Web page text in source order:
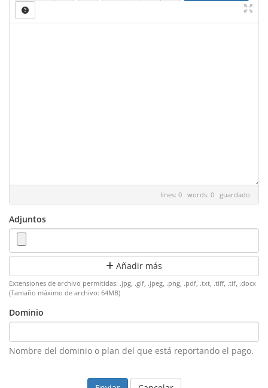
lines: 0 words: 0 guardado
Adjuntos
Añadir más
Extensiones de archivo permitidas: .jpg, .gif, .jpeg, .png, .pdf, .txt, .tiff, .tif, .docx
(Tamaño máximo de archivo: 64MB)
Dominio
Nombre del dominio o plan del que está reportando el pago.